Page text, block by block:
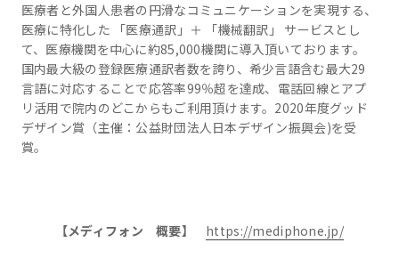
医療者と外国人患者の円滑なコミュニケーションを実現する、
医療に特化した 「医療通訳」＋ 「機械翻訳」 サービスとし
て、医療機関を中心に約85,000機関に導入頂いております。
国内最大級の登録医療通訳者数を誇り、希少言語含む最大29
言語に対応することで応答率99％超を達成、電話回線とアプ
リ活用で院内のどこからもご利用頂けます。2020年度グッド
デザイン賞（主催：公益財団法人日本デザイン振興会)を受
賞。
【メディフォン 概要】 https://mediphone.jp/